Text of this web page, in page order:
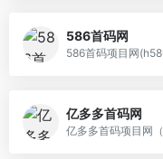
586首码网
586首码项目网
亿多多首码网
亿多多首码项目网